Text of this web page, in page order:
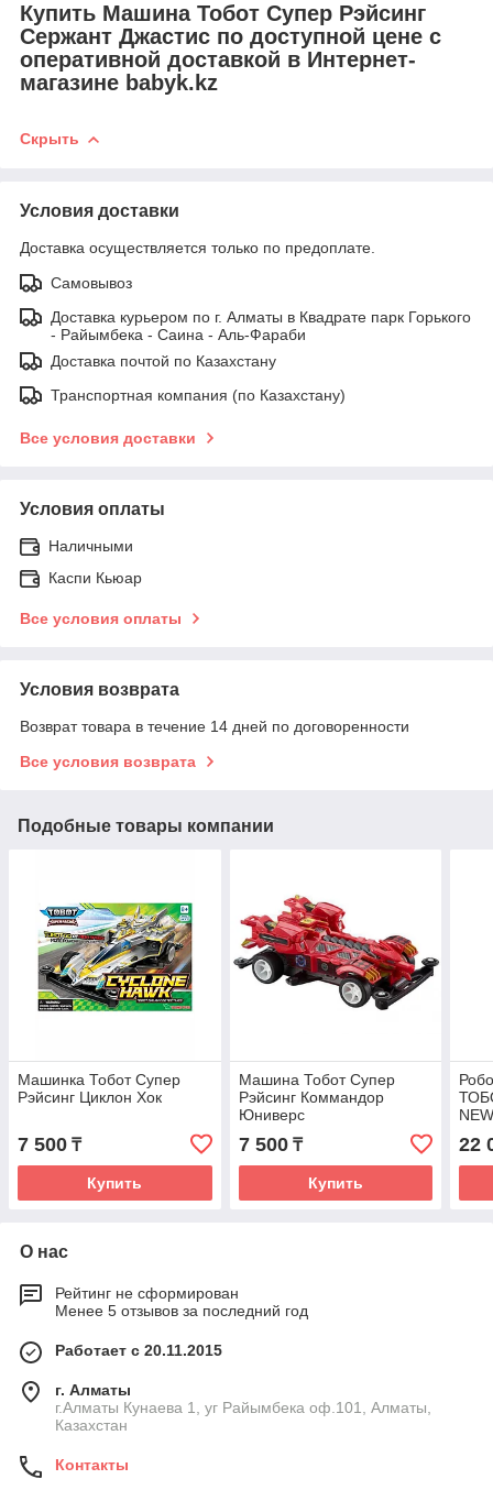
Купить Машина Тобот Супер Рэйсинг
Сержант Джастис по доступной цене с
оперативной доставкой в Интернет-
магазине babyk.kz
Скрыть
Условия доставки
Доставка осуществляется только по предоплате.
Самовывоз
Доставка курьером по г. Алматы в Квадрате парк Горького
- Райымбека - Саина - Аль-Фараби
Доставка почтой по Казахстану
Транспортная компания (по Казахстану)
Все условия доставки
Условия оплаты
Наличными
Каспи Кьюар
Все условия оплаты
Условия возврата
Возврат товара в течение 14 дней по договоренности
Все условия возврата
Подобные товары компании
Машинка Тобот Супер
Рэйсинг Циклон Хок
7 500 ₸
Купить
Машина Тобот Супер
Рэйсинг Коммандор
Юниверс
7 500₸
Купить
22
О нас
Рейтинг не сформирован
Менее 5 отзывов за последний год
Работает с 20.11.2015
г. Алматы
г.Алматы Кунаева 1, уг Райымбека оф.101, Алматы,
Казахстан
Контакты